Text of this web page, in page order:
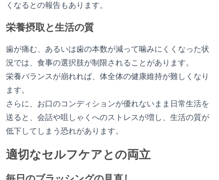
くなるとの報告もあります。
栄養摂取と生活の質
歯が痛む、あるいは歯の本数が減って噛みにくくなった状
況では、食事の選択肢が制限されることがあります。
栄養バランスが崩れれば、体全体の健康維持が難しくなり
ます。
さらに、お口のコンディションが優れないまま日常生活を
送ると、会話や咀しゃくへのストレスが増し、生活の質が
低下してしまう恐れがあります。
適切なセルフケアとの両立